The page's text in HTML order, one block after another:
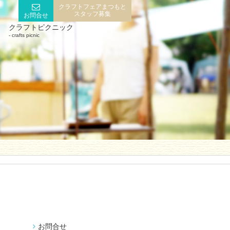
クラフトピクニック
crafts picnic
お問合せ
クラフトフェアまつもと
スタッフ募集
お問合せ